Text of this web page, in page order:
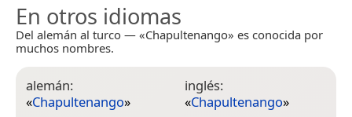
En otros idiomas
Del alemán al turco — «Chapultenango» es conocida por
muchos nombres.
alemán:
«Chapultenango»
inglés:
«Chapultenango»